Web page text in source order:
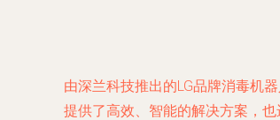
由深兰科技推出的LG品牌消毒机
提供了高效、智能的解决方案，